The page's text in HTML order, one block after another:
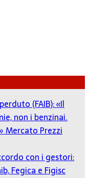
(FAIB): «Il
non i benzinai.
Mercato Prezzi
con i gestori:
Fegica e Figisc